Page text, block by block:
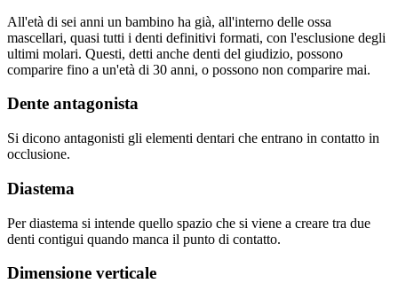
All'età di sei anni un bambino ha già, all'interno delle ossa
mascellari, quasi tutti i denti definitivi formati, con l'esclusione degli
ultimi molari. Questi, detti anche denti del giudizio, possono
comparire fino a un'età di 30 anni, o possono non comparire mai.
Dente antagonista
Si dicono antagonisti gli elementi dentari che entrano in contatto in
occlusione.
Diastema
Per diastema si intende quello spazio che si viene a creare tra due
denti contigui quando manca il punto di contatto.
Dimensione verticale